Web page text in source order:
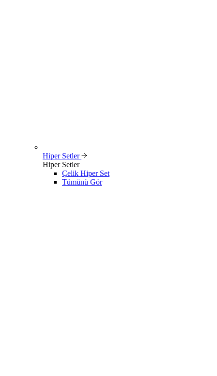
Hiper Setler
Hiper Setler
Çelik Hiper Set
Tümünü Gör